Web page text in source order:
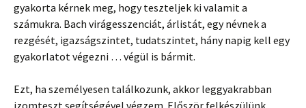
gyakorta kérnek meg, hogy teszteljek ki valamit a
számukra. Bach virágesszenciát, árlistát, egy névnek a
rezgését, igazságszintet, tudatszintet, hány napig kell egy
gyakorlatot végezni … végül is bármit.
Ezt, ha személyesen találkozunk, akkor leggyakrabban
izomteszt segítségével végzem. Először felkészülünk,